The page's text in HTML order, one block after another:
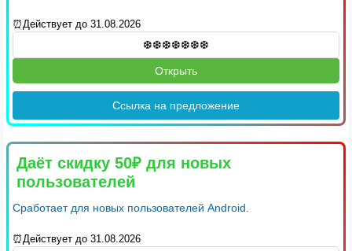
⏰Действует до 31.08.2026
Открыть
Ссылка на предложение
Даёт скидку 50₽ для новых
пользователей
Сработает для новых пользователей Android.
⏰Действует до 31.08.2026